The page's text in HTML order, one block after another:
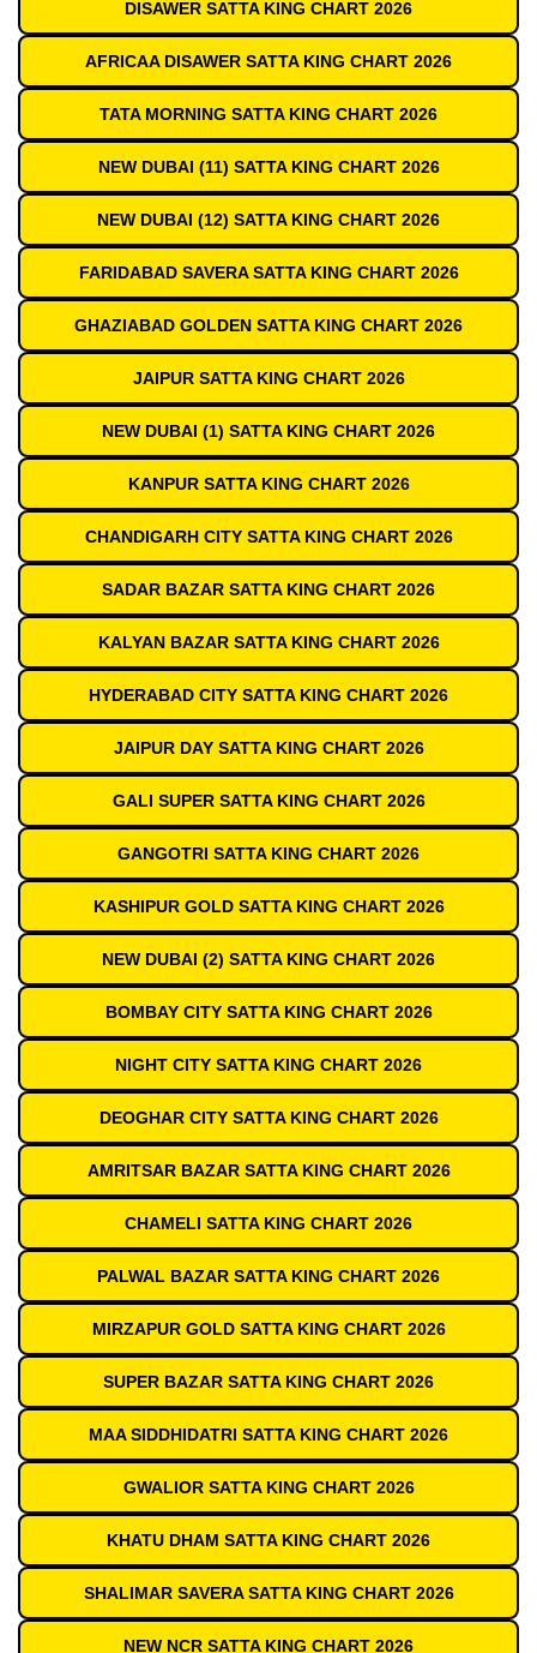
DISAWER SATTA KING CHART 2026
AFRICAA DISAWER SATTA KING CHART 2026
TATA MORNING SATTA KING CHART 2026
NEW DUBAI (11) SATTA KING CHART 2026
NEW DUBAI (12) SATTA KING CHART 2026
FARIDABAD SAVERA SATTA KING CHART 2026
GHAZIABAD GOLDEN SATTA KING CHART 2026
JAIPUR SATTA KING CHART 2026
NEW DUBAI (1) SATTA KING CHART 2026
KANPUR SATTA KING CHART 2026
CHANDIGARH CITY SATTA KING CHART 2026
SADAR BAZAR SATTA KING CHART 2026
KALYAN BAZAR SATTA KING CHART 2026
HYDERABAD CITY SATTA KING CHART 2026
JAIPUR DAY SATTA KING CHART 2026
GALI SUPER SATTA KING CHART 2026
GANGOTRI SATTA KING CHART 2026
KASHIPUR GOLD SATTA KING CHART 2026
NEW DUBAI (2) SATTA KING CHART 2026
BOMBAY CITY SATTA KING CHART 2026
NIGHT CITY SATTA KING CHART 2026
DEOGHAR CITY SATTA KING CHART 2026
AMRITSAR BAZAR SATTA KING CHART 2026
CHAMELI SATTA KING CHART 2026
PALWAL BAZAR SATTA KING CHART 2026
MIRZAPUR GOLD SATTA KING CHART 2026
SUPER BAZAR SATTA KING CHART 2026
MAA SIDDHIDATRI SATTA KING CHART 2026
GWALIOR SATTA KING CHART 2026
KHATU DHAM SATTA KING CHART 2026
SHALIMAR SAVERA SATTA KING CHART 2026
NEW NCR SATTA KING CHART 2026